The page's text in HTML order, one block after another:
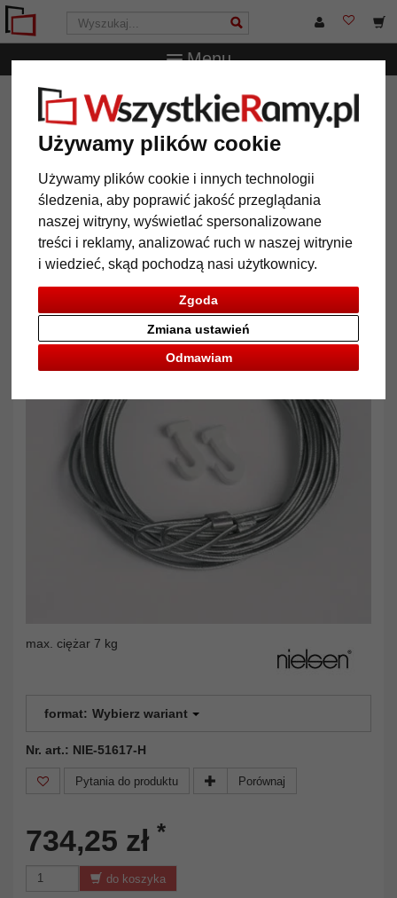
Używamy plików cookie
Używamy plików cookie i innych technologii
śledzenia, aby poprawić jakość przeglądania
naszej witryny, wyświetlać spersonalizowane
treści i reklamy, analizować ruch w naszej witrynie
i wiedzieć, skąd pochodzą nasi użytkownicy.
Zgoda
Odmawiam
Zmiana ustawień
Menu
WszystkieRamy.pl Nielsen Design
50 szt. linek
stalowych 1,3mm/200cm z pętelką i przesuwanymi hakami
(max. ciężar 7 kg)
50 szt. linek stalowych
1,3mm/200cm z pętelką i
przesuwanymi hakami (max.
ciężar 7 kg)
max. ciężar 7 kg
format: Wybierz wariant
Nr. art.: NIE-51617-H
Pytania do produktu Porównaj
734,25 zł *
do koszyka